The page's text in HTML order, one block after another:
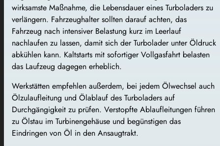
wirksamste Maßnahme, die Lebensdauer eines Turboladers zu
verlängern. Fahrzeughalter sollten darauf achten, das
Fahrzeug nach intensiver Belastung kurz im Leerlauf
nachlaufen zu lassen, damit sich der Turbolader unter Öldruck
abkühlen kann. Kaltstarts mit sofortiger Vollgasfahrt belasten
das Laufzeug dagegen erheblich.
Werkstätten empfehlen außerdem, bei jedem Ölwechsel auch
Ölzulaufleitung und Ölablauf des Turboladers auf
Durchgängigkeit zu prüfen. Verstopfte Ablaufleitungen führen
zu Ölstau im Turbinengehäuse und begünstigen das
Eindringen von Öl in den Ansaugtrakt.